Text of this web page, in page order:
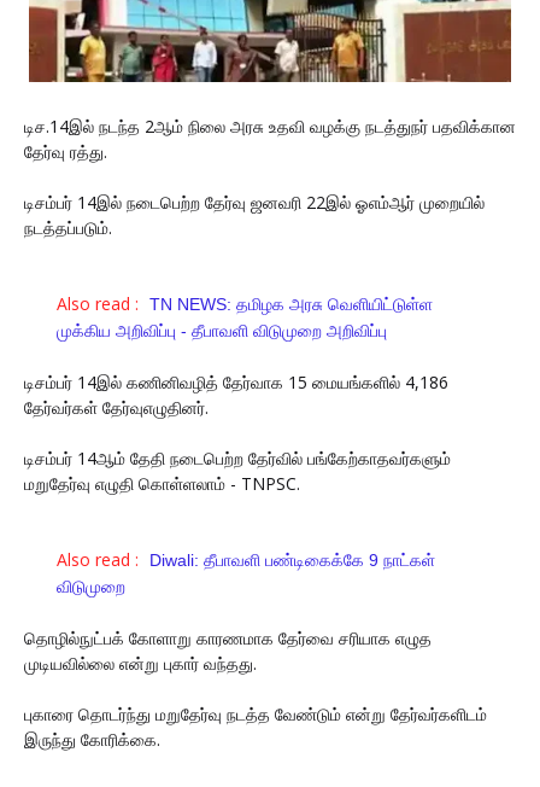
டிச.14இல் நடந்த 2ஆம் நிலை அரசு உதவி வழக்கு நடத்துநர் பதவிக்கான
தேர்வு ரத்து.
டிசம்பர் 14இல் நடைபெற்ற தேர்வு ஜனவரி 22இல் ஓஎம்ஆர் முறையில்
நடத்தப்படும்.
Also read :
TN NEWS: தமிழக அரசு வெளியிட்டுள்ள
முக்கிய அறிவிப்பு - தீபாவளி விடுமுறை அறிவிப்பு
டிசம்பர் 14இல் கணினிவழித் தேர்வாக 15 மையங்களில் 4,186
தேர்வர்கள் தேர்வுஎழுதினர்.
டிசம்பர் 14ஆம் தேதி நடைபெற்ற தேர்வில் பங்கேற்காதவர்களும்
மறுதேர்வு எழுதி கொள்ளலாம் - TNPSC.
Also read :
Diwali: தீபாவளி பண்டிகைக்கே 9 நாட்கள்
விடுமுறை
தொழில்நுட்பக் கோளாறு காரணமாக தேர்வை சரியாக எழுத
முடியவில்லை என்று புகார் வந்தது.
புகாரை தொடர்ந்து மறுதேர்வு நடத்த வேண்டும் என்று தேர்வர்களிடம்
இருந்து கோரிக்கை.